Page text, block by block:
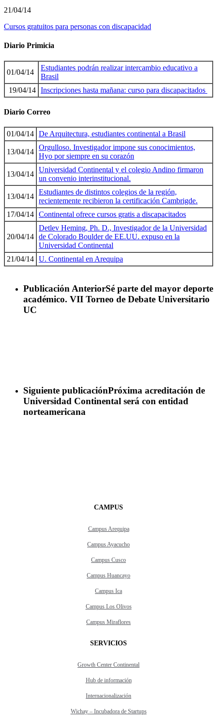
21/04/14
Cursos gratuitos para personas con discapacidad
Diario Primicia
01/04/14
Estudiantes podrán realizar intercambio educativo a
Brasil
19/04/14 Inscripciones hasta mañana: curso para discapacitados
Diario Correo
01/04/14 De Arquitectura, estudiantes continental a Brasil
13/04/14
Orgulloso. Investigador impone sus conocimientos,
Hyo por siempre en su corazón
13/04/14
Universidad Continental y el colegio Andino firmaron
un convenio interinstitucional.
13/04/14
Estudiantes de distintos colegios de la región,
recientemente recibieron la certificación Cambrigde.
17/04/14 Continental ofrece cursos gratis a discapacitados
20/04/14
Detlev Heming, Ph. D., Investigador de la Universidad
de Colorado Boulder de EE.UU. expuso en la
Universidad Continental
21/04/14 U. Continental en Arequipa
Publicación AnteriorSé parte del mayor deporte
académico. VII Torneo de Debate Universitario
UC
Siguiente publicaciónPróxima acreditación de
Universidad Continental será con entidad
norteamericana
CAMPUS
Campus Arequipa
Campus Ayacucho
Campus Cusco
Campus Huancayo
Campus Ica
Campus Los Olivos
Campus Miraflores
SERVICIOS
Growth Center Continental
Hub de información
Internacionalización
Wichay – Incubadora de Startups